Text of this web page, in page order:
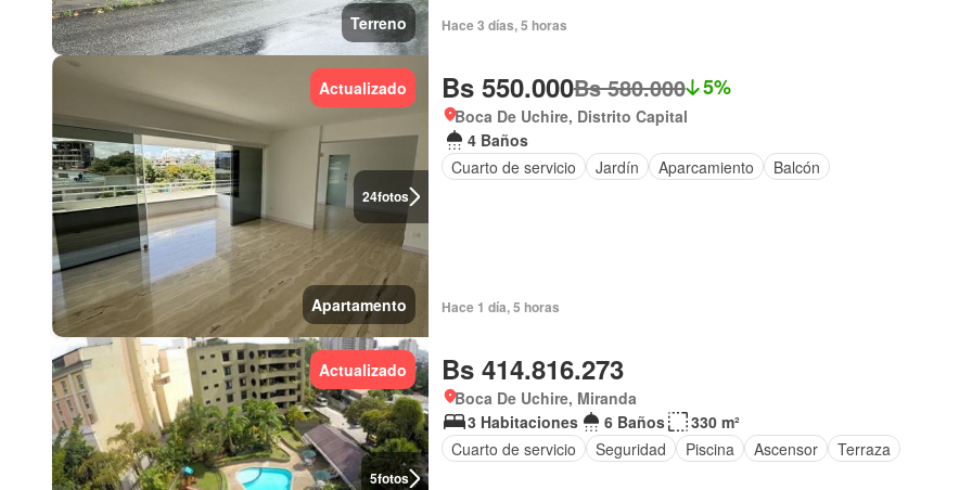
Terreno Hace 3 días, 5 horas
24fotos
Actualizado
Apartamento
Bs 550.000Bs 580.000 5%
Boca De Uchire, Distrito Capital
4 Baños
Cuarto de servicio
Jardín Aparcamiento Balcón
Hace 1 día, 5 horas
5fotos
Actualizado Bs 414.816.273
Boca De Uchire, Miranda
3 Habitaciones
6 Baños
330 m²
Cuarto de servicio
Seguridad Piscina Ascensor Terraza